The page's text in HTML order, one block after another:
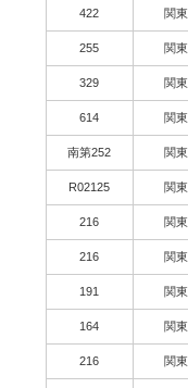
422 関東
255 関東
329 関東
614 関東
南第252 関東
R02125 関東
216 関東
216 関東
191 関東
164 関東
216 関東